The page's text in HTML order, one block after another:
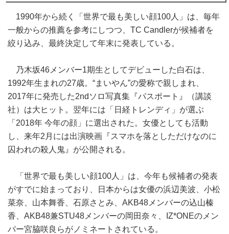
1990年から続く「世界で最も美しい顔100人」は、毎年
一般からの推薦を参考にしつつ、TC Candlerが候補者を
絞り込み、最終決定して年末に発表している。
乃木坂46メンバー1期生としてデビューした白石は、
1992年生まれの27歳。“まいやん”の愛称で親しまれ、
2017年に発売した2ndソロ写真集『パスポート』（講談
社）は大ヒット。翌年には「日経トレンディ」が選ぶ
「2018年 今年の顔」に選出された。女優としても活動
し、来年2月には出演映画『スマホを落としただけなのに
囚われの殺人鬼』が公開される。
「世界で最も美しい顔100人」は、今年も候補者の発表
がすでに始まっており、日本からは女優の浜辺美波、小松
菜奈、山本舞香、石原さとみ、AKB48メンバーの込山榛
香、AKB48兼STU48メンバーの岡田奈々、IZ*ONEのメン
バー宮脇咲良らがノミネートされている。